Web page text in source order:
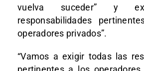
vuelva suceder” y
responsabilidades
operadores privados”.
“Vamos a exigir todas las